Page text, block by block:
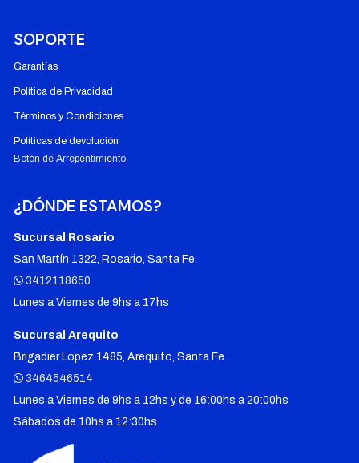
SOPORTE
Garantías
Política de Privacidad
Términos y Condiciones
Políticas de devolución
Botón de Arrepentimiento
¿DÓNDE ESTAMOS?
Sucursal Rosario
San Martín 1322, Rosario, Santa Fe.
3412118650
Lunes a Viernes de 9hs a 17hs
Sucursal Arequito
Brigadier Lopez 1485, Arequito, Santa Fe.
3464546514
Lunes a Viernes de 9hs a 12hs y de 16:00hs a 20:00hs
Sábados de 10hs a 12:30hs